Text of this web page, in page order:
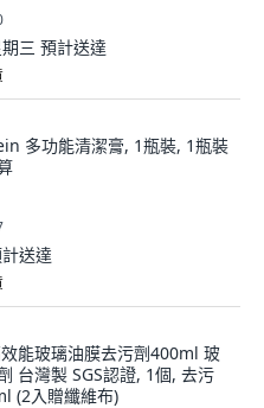
三 預計送達
多功能清潔膏, 1瓶裝, 1瓶裝
送達
能玻璃油膜去污劑400ml 玻
台灣製 SGS認證, 1個, 去污
(2入贈纖維布)